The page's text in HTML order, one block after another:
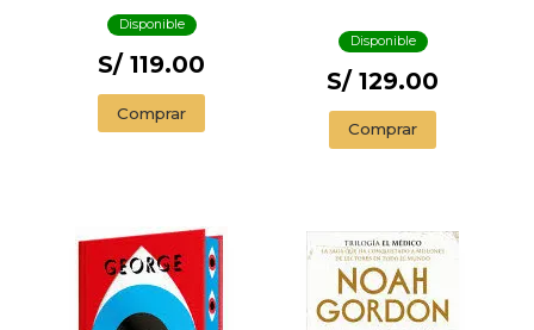
Disponible
S/ 119.00
Comprar
AÑOS FELICES II;
UN DIA EN LA VIDA
III
Disponible
S/ 129.00
Comprar